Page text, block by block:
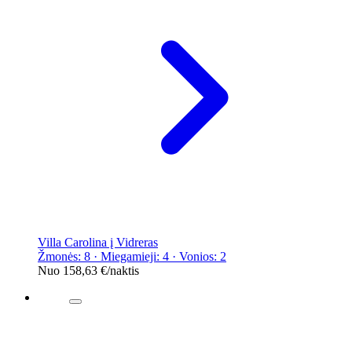
Villa Carolina į Vidreras
Žmonės: 8 · Miegamieji: 4 · Vonios: 2
Nuo 158,63 €/naktis